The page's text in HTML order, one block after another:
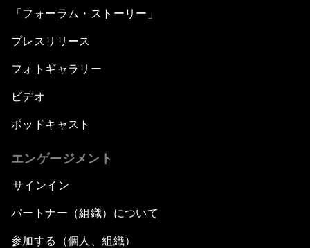
「フォーラム・ストーリー」
プレスリリース
フォトギャラリー
ビデオ
ポッドキャスト
エンゲージメント
サインイン
パートナー（組織）について
参加する（個人、組織）